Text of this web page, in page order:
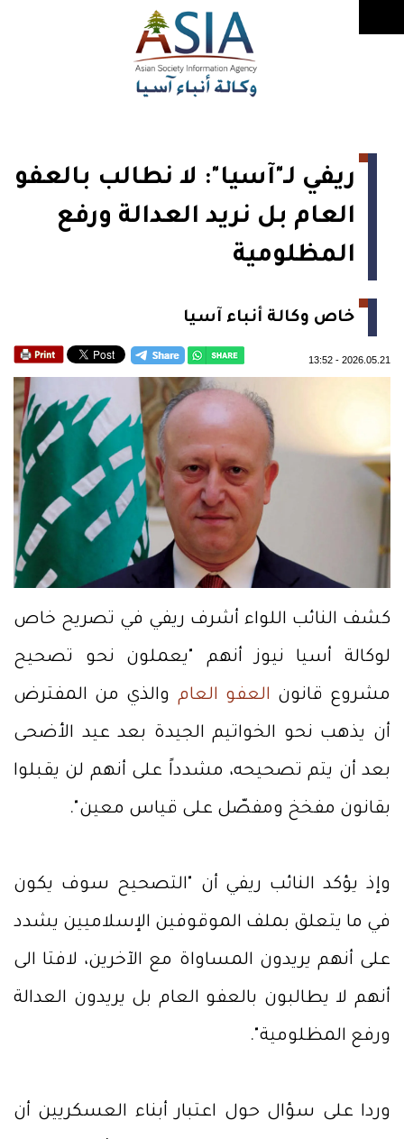
ريفي لـ"آسيا": لا نطالب بالعفو
العام بل نريد العدالة ورفع
المظلومية
خاص وكالة أنباء آسيا
2026.05.21
-
13:52
كشف النائب اللواء أشرف ريفي في تصريح خاص
لوكالة أسيا نيوز أنهم "يعملون نحو تصحيح
مشروع قانون العفو العام والذي من المفترض
أن يذهب نحو الخواتيم الجيدة بعد عيد الأضحى
بعد أن يتم تصحيحه، مشدداً على أنهم لن يقبلوا
بقانون مفخخ ومفصّل على قياس معين".
وإذ يؤكد النائب ريفي أن "التصحيح سوف يكون
في ما يتعلق بملف الموقوفين الإسلاميين يشدد
على أنهم يريدون المساواة مع الآخرين، لافتا الى
أنهم لا يطالبون بالعفو العام بل يريدون العدالة
ورفع المظلومية".
وردا على سؤال حول اعتبار أبناء العسكريين أن